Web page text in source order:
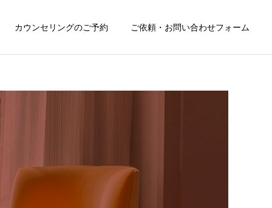
カウンセリングのご予約 ご依頼・お問い合わせフォーム